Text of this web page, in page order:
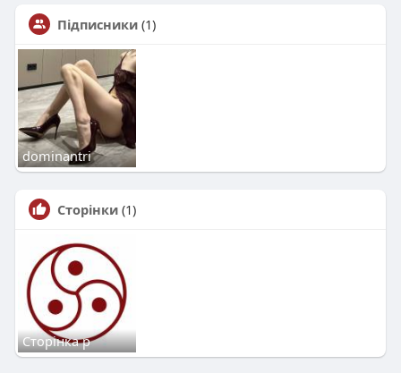
Підписники (1)
dominantri
Сторінки (1)
Сторінка р